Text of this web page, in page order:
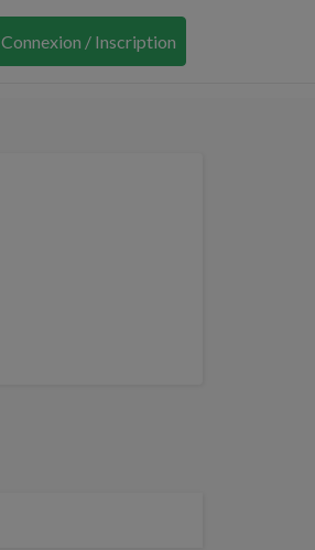
Connexion / Inscription